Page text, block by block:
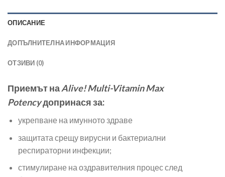
ОПИСАНИЕ
ДОПЪЛНИТЕЛНА ИНФОРМАЦИЯ
ОТЗИВИ (0)
Приемът наAlive! Multi-Vitamin Max
Potencyдопринася за:
укрепване на имунното здраве
защитата срещу вирусни и бактериални
респираторни инфекции;
стимулиране на оздравителния процес след